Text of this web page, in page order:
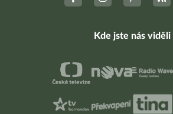
Kde jste nás viděli